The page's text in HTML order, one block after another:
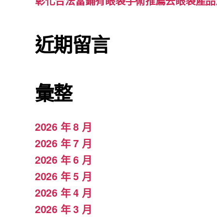
近期留言
彙整
2026 年 8 月
2026 年 7 月
2026 年 6 月
2026 年 5 月
2026 年 4 月
2026 年 3 月